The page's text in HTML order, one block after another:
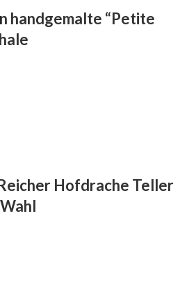
handgemalte “Petite
Hofdrache Teller